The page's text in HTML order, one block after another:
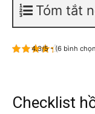
Tóm tắt
4.3/5 - (6 bình
Checklist